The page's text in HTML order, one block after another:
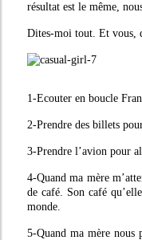
résultat est le même,
Dites-moi tout. Et vous,
1-Ecouter en boucle
2-Prendre des billets
3-Prendre l’avion pour
4-Quand ma mère
de café. Son café
monde.
5-Quand ma mère nous